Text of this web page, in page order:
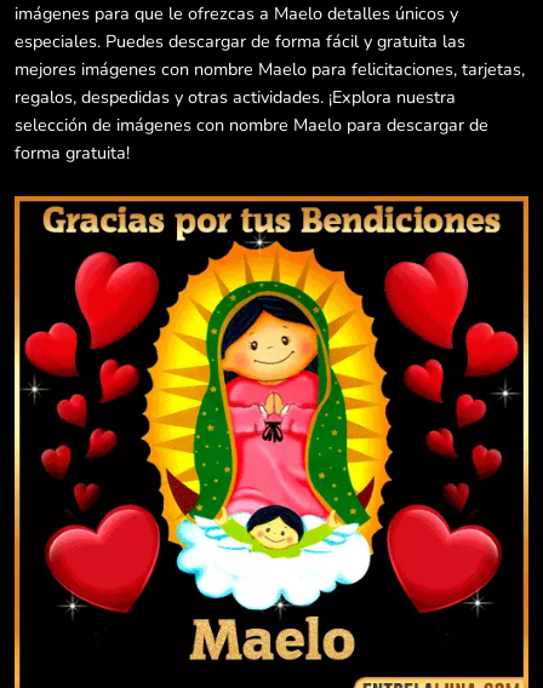
imágenes para que le ofrezcas a Maelo detalles únicos y
especiales. Puedes descargar de forma fácil y gratuita las
mejores imágenes con nombre Maelo para felicitaciones, tarjetas,
regalos, despedidas y otras actividades. ¡Explora nuestra
selección de imágenes con nombre Maelo para descargar de
forma gratuita!